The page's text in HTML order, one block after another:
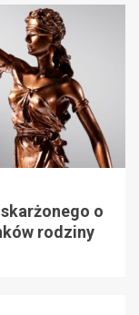
o
rodziny